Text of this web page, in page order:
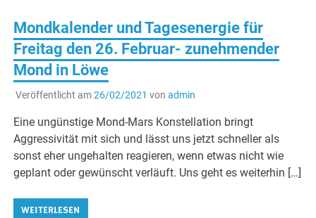
Mondkalender und Tagesenergie für
Freitag den 26. Februar- zunehmender
Mond in Löwe
Veröffentlicht am26/02/2021 von admin
Eine ungünstige Mond-Mars Konstellation bringt
Aggressivität mit sich und lässt uns jetzt schneller als
sonst eher ungehalten reagieren, wenn etwas nicht wie
geplant oder gewünscht verläuft. Uns geht es weiterhin […]
WEITERLESEN